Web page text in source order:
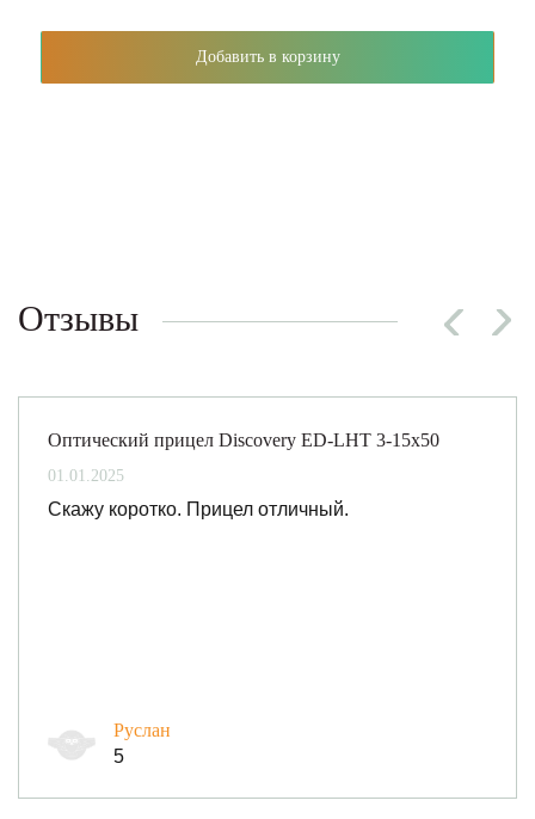
Добавить в корзину
Отзывы
Оптический прицел Discovery ED-LHT 3-15x50
01.01.2025
Скажу коротко. Прицел отличный.
Руслан
5